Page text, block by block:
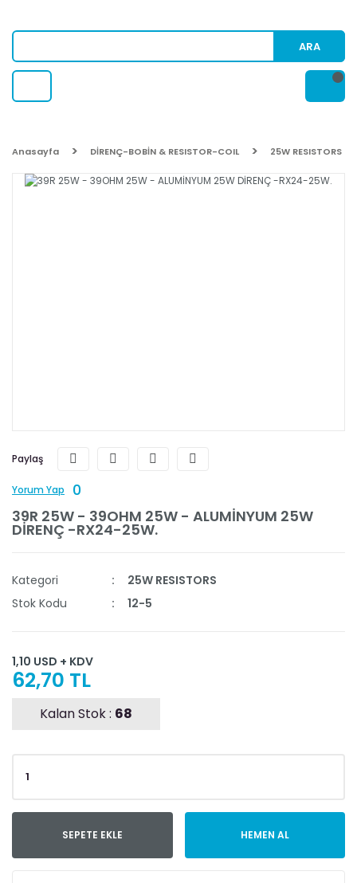
ARA
Anasayfa DİRENÇ-BOBİN & RESISTOR-COIL 25W RESISTORS
Paylaş
Yorum Yap
0
39R 25W - 39OHM 25W - ALUMİNYUM 25W
DİRENÇ -RX24-25W.
Kategori
25W RESISTORS
Stok Kodu
12-5
1,10 USD + KDV
62,70 TL
Kalan Stok : 68
SEPETE EKLE HEMEN AL